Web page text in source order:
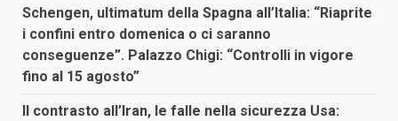
Schengen, ultimatum della Spagna all’Italia: “Riaprite
i confini entro domenica o ci saranno
conseguenze”. Palazzo Chigi: “Controlli in vigore
fino al 15 agosto”
Il contrasto all’Iran, le falle nella sicurezza Usa: